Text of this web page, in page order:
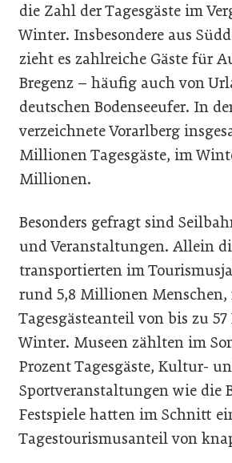
die Zahl der Tagesgäste im
Winter. Insbesondere aus
zieht es zahlreiche Gäste für
Bregenz – häufig auch von
deutschen Bodenseeufer. In
verzeichnete Vorarlberg
Millionen Tagesgäste, im
Millionen.
Besonders gefragt sind
und Veranstaltungen. Allein
transportierten im
rund 5,8 Millionen
Tagesgästeanteil von bis zu
Winter. Museen zählten im
Prozent Tagesgäste, Kultur-
Sportveranstaltungen wie die
Festspiele hatten im Schnitt
Tagestourismusanteil von